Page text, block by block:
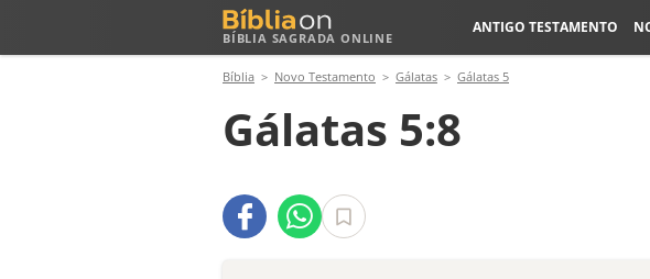
BÍBLIA SAGRADA ONLINE
ANTIGO TESTAMENTO
Bíblia Novo Testamento Gálatas Gálatas 5
Gálatas 5:8